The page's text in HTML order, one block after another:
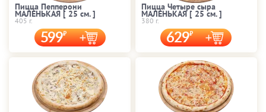
Пицца Пепперони
МАЛЕНЬКАЯ [ 25 cм. ]
405 г.
599
Пицца Четыре сыра
МАЛЕНЬКАЯ [ 25 cм. ]
380 г.
629